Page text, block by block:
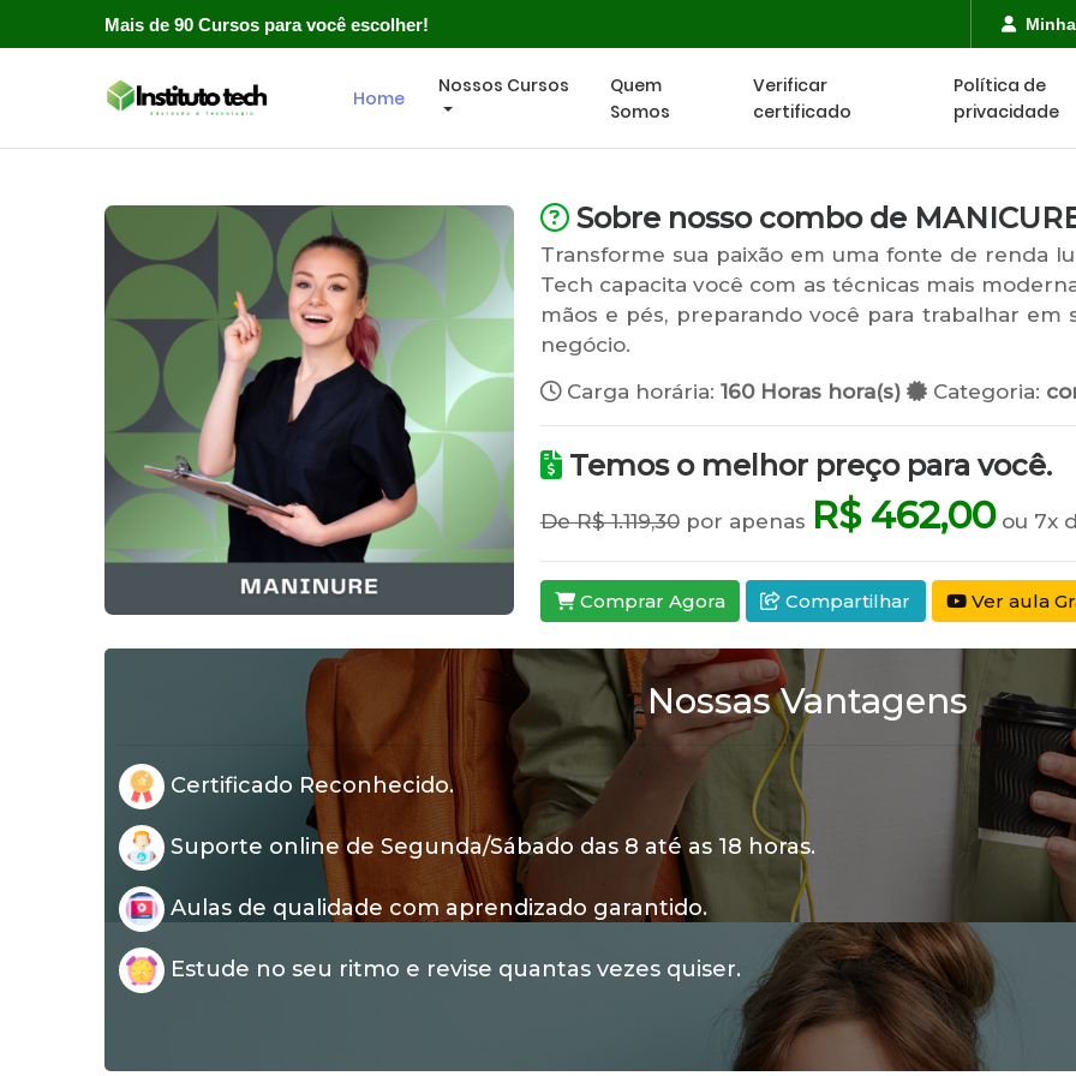
Mais de 90 Cursos para você escolher!
Home
Nossos Cursos
Quem
Somos
Verificar
certificado
Política de
privacidade
Sobre nosso combo de
Transforme sua paixão em uma fonte de renda
Tech capacita você com as técnicas mais
mãos e pés, preparando você para trabalhar
negócio.
Carga horária: 160 Horas hora(s) Categoria:
Temos o melhor preço para você.
De R$ 1.119,30 por apenas R$ 462,00 ou 7x
Comprar Agora Compartilhar Ver aula
Nossas Vantagens
Certificado Reconhecido.
Suporte online de Segunda/Sábado das 8 até as 18 horas.
Aulas de qualidade com aprendizado garantido.
Estude no seu ritmo e revise quantas vezes quiser.